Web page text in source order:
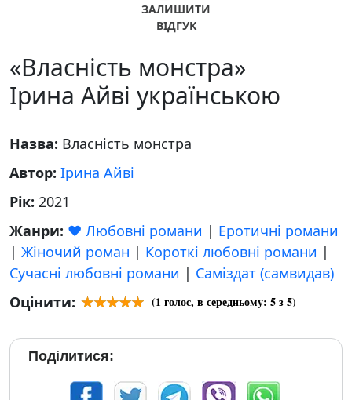
ЗАЛИШИТИ
ВІДГУК
«Власність монстра»
Ірина Айві українською
Назва: Власність монстра
Автор: Ірина Айві
Рік: 2021
Жанри: ❤️ Любовні романи | Еротичні романи
| Жіночий роман | Короткі любовні романи |
Сучасні любовні романи | Саміздат (самвидав)
Оцінити:
(1 голос, в середньому: 5з 5)
Поділитися: